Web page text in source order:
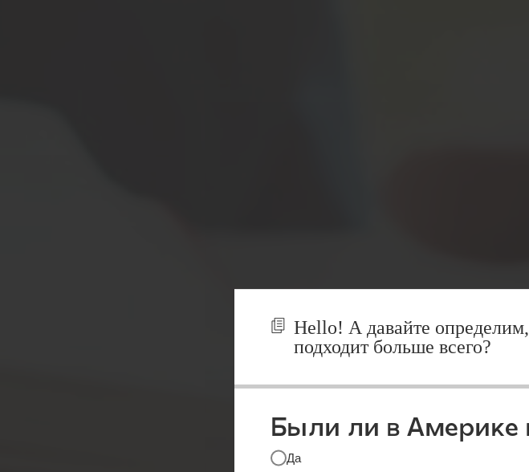
БИЗНЕС-КУРСЫ ДЛЯ
Hello! А давайте
подходит больше всего?
Были ли в Америке
Да